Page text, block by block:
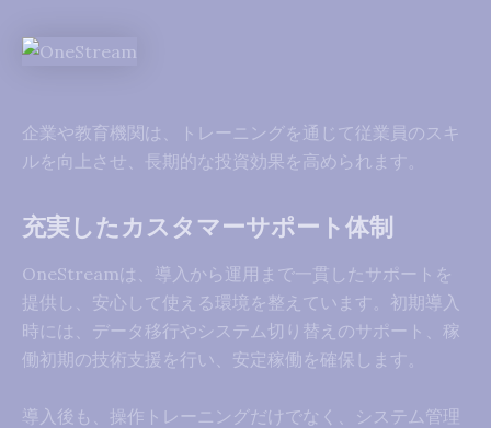
企業や教育機関は、トレーニングを通じて従業員のスキ
ルを向上させ、長期的な投資効果を高められます。
充実したカスタマーサポート体制
OneStreamは、導入から運用まで一貫したサポートを
提供し、安心して使える環境を整えています。初期導入
時には、データ移行やシステム切り替えのサポート、稼
働初期の技術支援を行い、安定稼働を確保します。
導入後も、操作トレーニングだけでなく、システム管理